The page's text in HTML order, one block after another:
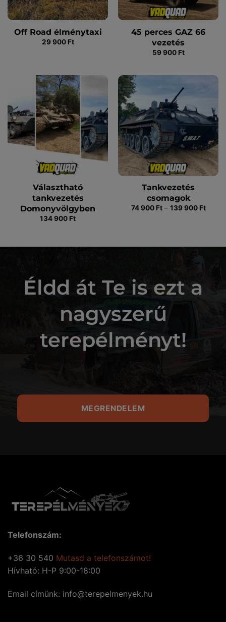
Off Road élménytaxi
29 900 Ft
45 perces GAZ 66
vezetés
59 900 Ft
Választható
tankvezetés
Domonyvölgyben
134 900 Ft
Tankvezetés
csomagok
74 900 Ft – 139 900 Ft
Éldd át Te is ezt a
nagyszerű
terepélményt!
MEGRENDELEM
Telefonszám:
+36 30 540 Mutasd a telefonszámot!
Hívható: H-P 9:00-18:00
Email címünk: uh.keynemleperet@ofni